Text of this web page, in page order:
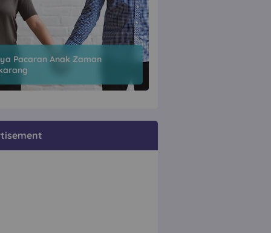
Pacaran Anak Zaman